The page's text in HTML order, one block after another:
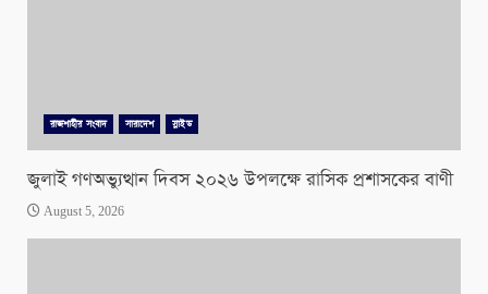
রাজশাহীর সংবাদ সারাদেশ স্লাইড
জুলাই গণঅভ্যুত্থান দিবস ২০২৬ উপলক্ষে রাসিক প্রশাসকের বাণী
August 5, 2026